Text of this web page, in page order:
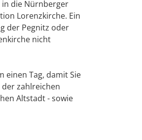
in die Nürnberger
Lorenzkirche. Ein
der Pegnitz oder
nicht
einen Tag, damit Sie
zahlreichen
Altstadt - sowie